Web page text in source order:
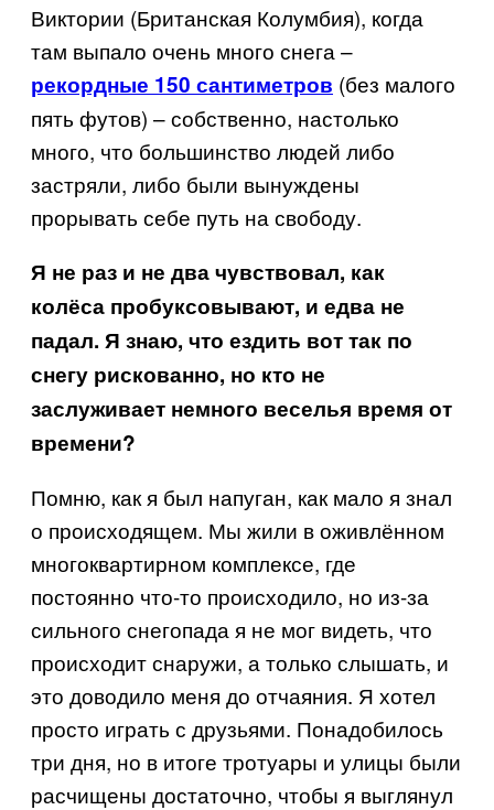
Виктории (Британская Колумбия), когда
там выпало очень много снега –
рекордные 150 сантиметров (без малого
пять футов) – собственно, настолько
много, что большинство людей либо
застряли, либо были вынуждены
прорывать себе путь на свободу.
Я не раз и не два чувствовал, как
колёса пробуксовывают, и едва не
падал. Я знаю, что ездить вот так по
снегу рискованно, но кто не
заслуживает немного веселья время от
времени?
Помню, как я был напуган, как мало я знал
о происходящем. Мы жили в оживлённом
многоквартирном комплексе, где
постоянно что-то происходило, но из-за
сильного снегопада я не мог видеть, что
происходит снаружи, а только слышать, и
это доводило меня до отчаяния. Я хотел
просто играть с друзьями. Понадобилось
три дня, но в итоге тротуары и улицы были
расчищены достаточно, чтобы я выглянул